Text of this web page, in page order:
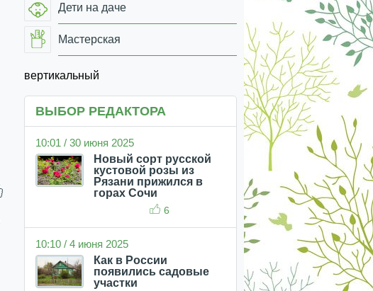
Дети на даче
Мастерская
вертикальный
ВЫБОР РЕДАКТОРА
10:01 / 30 июня 2025
Новый сорт русской
кустовой розы из
Рязани прижился в
горах Сочи
6
10:10 / 4 июня 2025
Как в России
появились садовые
участки